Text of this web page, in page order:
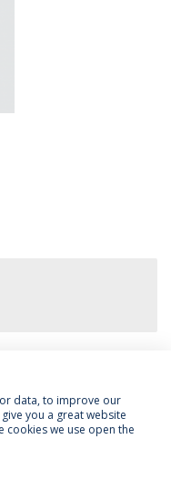
& Condições
data, to improve our
you a great website
we use open the